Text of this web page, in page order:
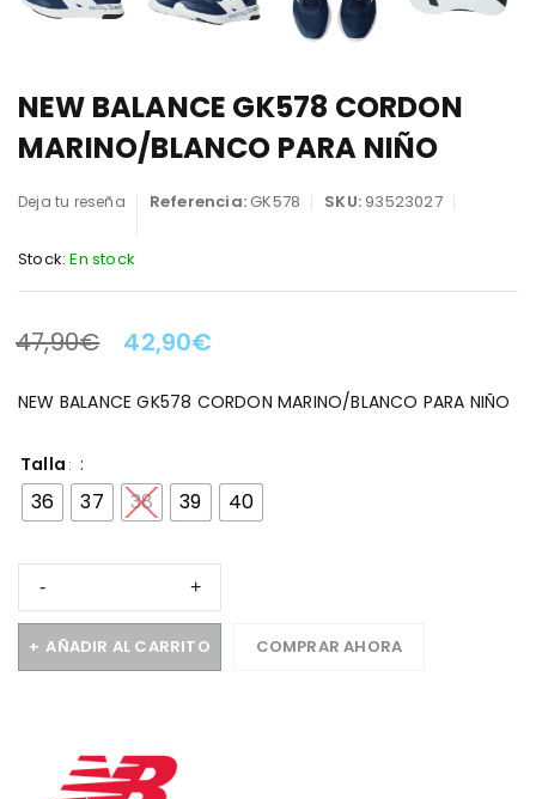
NEW BALANCE GK578 CORDON
MARINO/BLANCO PARA NIÑO
Deja tu reseña Referencia: GK578 SKU: 93523027
Stock: En stock
LA OFERTA TERMINA EN:
47,90€ 42,90€
NEW BALANCE GK578 CORDON MARINO/BLANCO PARA NIÑO
Talla
36 37 38 39 40
AÑADIR AL CARRITO COMPRAR AHORA